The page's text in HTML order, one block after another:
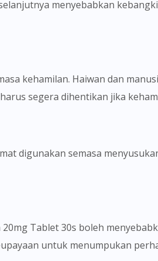
menyebabkan
kehamilan. Haiwan dan
segera dihentikan jika
digunakan semasa
Tablet 30s boleh
untuk menumpukan